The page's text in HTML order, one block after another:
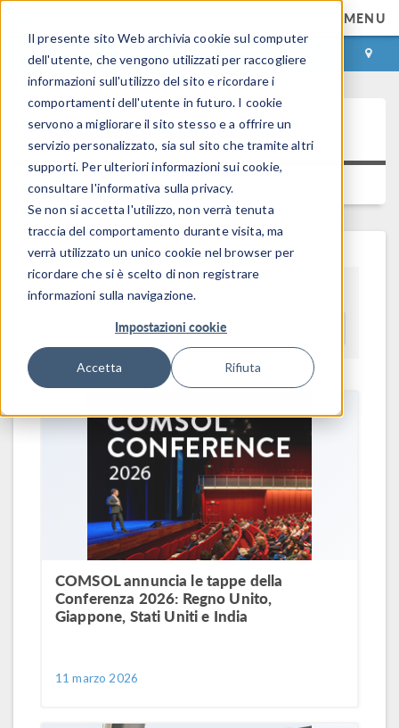
Il presente sito Web archivia cookie sul computer
dell'utente, che vengono utilizzati per raccogliere
informazioni sull'utilizzo del sito e ricordare i
comportamenti dell'utente in futuro. I cookie
servono a migliorare il sito stesso e a offrire un
servizio personalizzato, sia sul sito che tramite altri
supporti. Per ulteriori informazioni sui cookie,
consultare l'informativa sulla privacy.
Se non si accetta l'utilizzo, non verrà tenuta
traccia del comportamento durante visita, ma
verrà utilizzato un unico cookie nel browser per
ricordare che si è scelto di non registrare
informazioni sulla navigazione.
Impostazioni cookie
Accetta Rifiuta
MENU
ACCEDI CONTACT
Press Release Gallery
IMAGE GALLERY
Show As
COMSOL annuncia le tappe della
Conferenza 2026: Regno Unito,
Giappone, Stati Uniti e India
11 marzo 2026